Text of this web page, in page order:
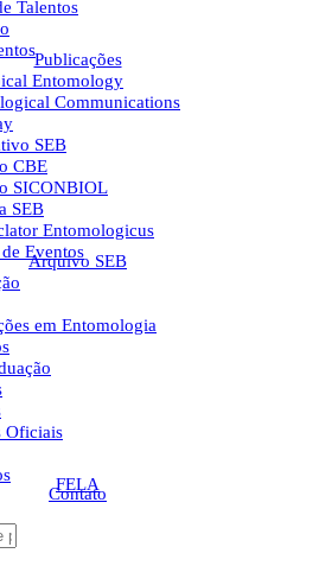
Talentos
Publicações
Entomology
Communications
SEB
CBE
SICONBIOL
SEB
Entomologicus
Eventos
Arquivo SEB
em Entomologia
Oficiais
FELA
Contato